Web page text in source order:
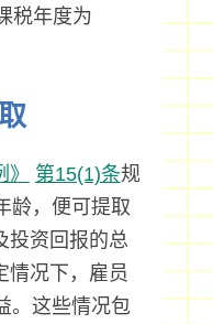
税年度为
第15(1)条规
龄，便可提取
投资回报的总
情况下，雇员
。这些情况包